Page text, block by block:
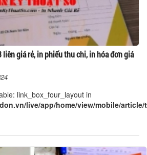
giá rẻ, in phiếu thu chi, in hóa đơn giá
link_box_four_layout in
live/app/home/view/mobile/